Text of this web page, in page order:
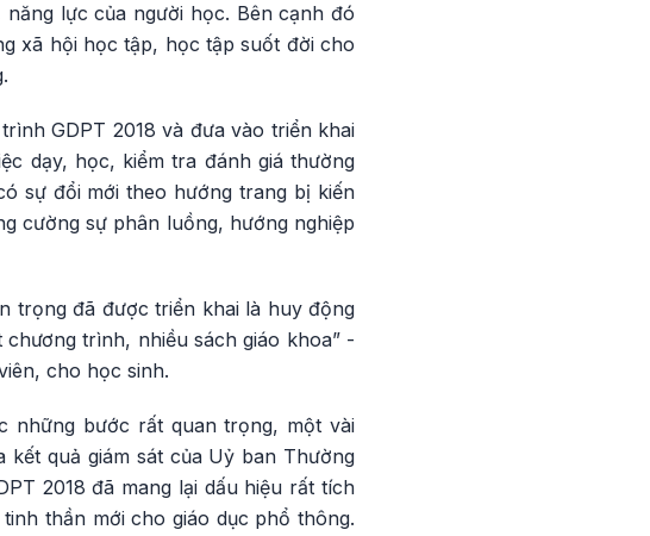
lực của người học. Bên cạnh đó
xã hội học tập, học tập suốt đời cho
GDPT 2018 và đưa vào triển khai
dạy, học, kiểm tra đánh giá thường
sự đổi mới theo hướng trang bị kiến
cường sự phân luồng, hướng nghiệp
trọng đã được triển khai là huy động
trình, nhiều sách giáo khoa” -
cho học sinh.
những bước rất quan trọng, một vài
quả giám sát của Uỷ ban Thường
2018 đã mang lại dấu hiệu rất tích
thần mới cho giáo dục phổ thông.